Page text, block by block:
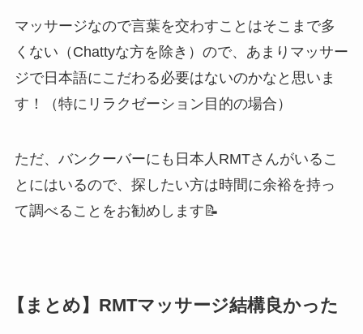
マッサージなので言葉を交わすことはそこまで多
くない（Chattyな方を除き）ので、あまりマッサー
ジで日本語にこだわる必要はないのかなと思いま
す！（特にリラクゼーション目的の場合）
ただ、バンクーバーにも日本人RMTさんがいるこ
とにはいるので、探したい方は時間に余裕を持っ
て調べることをお勧めします📝
【まとめ】RMTマッサージ結構良かった